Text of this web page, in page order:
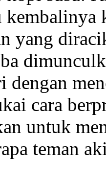
yang
dengan
cara
untuk
teman